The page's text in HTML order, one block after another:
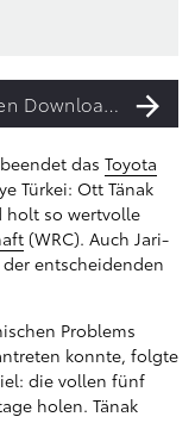
Zu den Downloads
beendet das Toyota
Türkei: Ott Tänak
holt so wertvolle
(WRC). Auch Jari-
entscheidenden
Problems
konnte, folgte
die vollen fünf
holen. Tänak